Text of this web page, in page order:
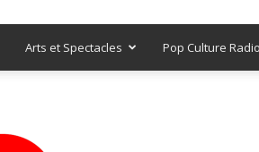
Arts et Spectacles Pop Culture Radio